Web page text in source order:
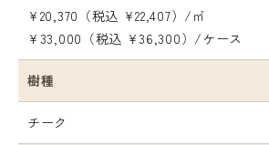
¥20,370（税込 ¥22,407）/㎡
¥33,000（税込 ¥36,300）/ケース
樹種
チーク